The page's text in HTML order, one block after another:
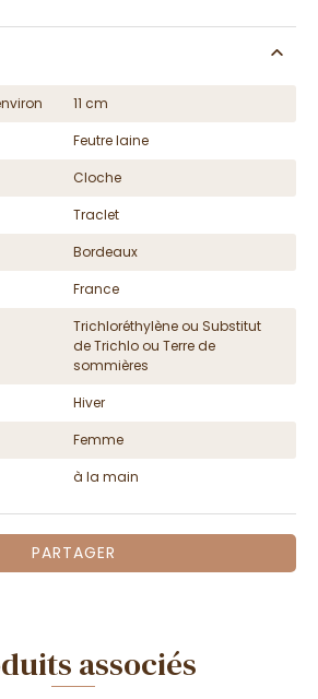
11 cm
Feutre laine
Cloche
Traclet
Bordeaux
France
Trichloréthylène ou Substitut
de Trichlo ou Terre de
sommières
Hiver
Femme
à la main
PARTAGER
associés